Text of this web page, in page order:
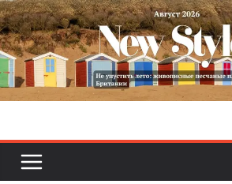
Skip
to
content